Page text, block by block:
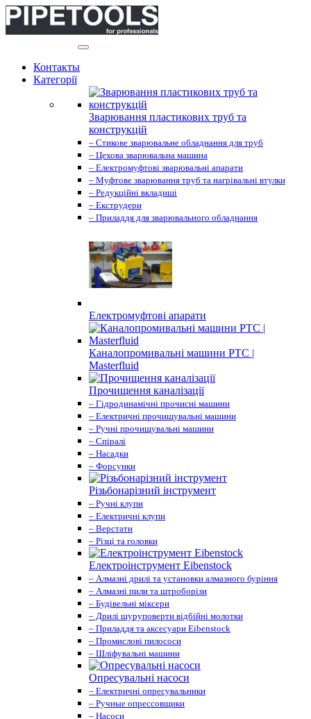
Контакты
Категорії
Зварювання пластикових труб та
конструкцій
– Стикове зварювальне обладнання для труб
– Цехова зварювальна машина
– Електромуфтові зварювальні апарати
– Муфтове зварювання труб та нагрівальні втулки
– Редукційні вкладиші
– Екструдери
– Приладдя для зварювального обладнання
Електромуфтові апарати
Каналопромивальні машини PTC |
Masterfluid
Прочищення каналізації
– Гідродинамічні прочисні машини
– Електричні прочищувальні машини
– Ручні прочищувальні машини
– Спіралі
– Насадки
– Форсунки
Різьбонарізний інструмент
– Ручні клупи
– Електричні клупи
– Верстати
– Різці та головки
Електроінструмент Eibenstock
– Алмазні дрилі та установки алмазного буріння
– Алмазні пили та штроборізи
– Будівельні міксери
– Дрилі шуруповерти відбійні молотки
– Приладдя та аксесуари Eibenstock
– Промислові пилососи
– Шліфувальні машини
Опресувальні насоси
– Електричні опресувальники
– Ручные опрессовщики
– Насоси